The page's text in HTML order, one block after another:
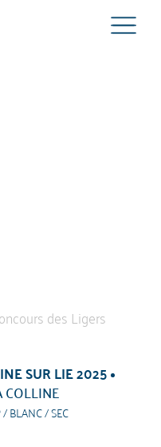
SUR LIE 2025
COLLINE
BLANC / SEC